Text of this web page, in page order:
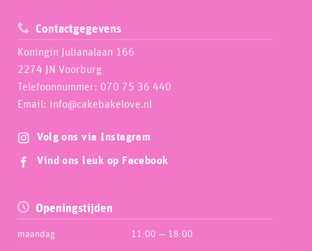
Contactgegevens
Koningin Julianalaan 166
2274 JN Voorburg
Telefoonnummer: 070 75 36 440
Email: info@cakebakelove.nl
Volg ons via Instagram
Vind ons leuk op Facebook
Openingstijden
maandag 11:00 — 18:00